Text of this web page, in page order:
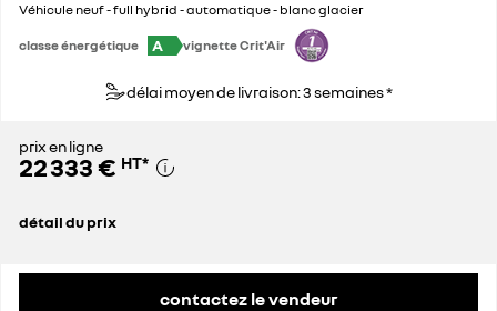
Véhicule neuf - full hybrid - automatique - blanc glacier
classe énergétique A vignette Crit'Air
délai moyen de livraison: 3 semaines *
prix en ligne
22 333 € HT*
détail du prix
contactez le vendeur